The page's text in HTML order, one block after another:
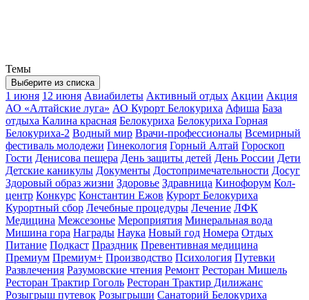
Темы
Выберите из списка
1 июня 12 июня Авиабилеты Активный отдых Акции Акция
АО «Алтайские луга» АО Курорт Белокуриха Афиша База
отдыха Калина красная Белокуриха Белокуриха Горная
Белокуриха-2 Водный мир Врачи-профессионалы Всемирный
фестиваль молодежи Гинекология Горный Алтай Гороскоп
Гости Денисова пещера День защиты детей День России Дети
Детские каникулы Документы Достопримечательности Досуг
Здоровый образ жизни Здоровье Здравница Кинофорум Кол-
центр Конкурс Константин Ежов Курорт Белокуриха
Курортный сбор Лечебные процедуры Лечение ЛФК
Медицина Межсезонье Мероприятия Минеральная вода
Мишина гора Награды Наука Новый год Номера Отдых
Питание Подкаст Праздник Превентивная медицина
Премиум Премиум+ Производство Психология Путевки
Развлечения Разумовские чтения Ремонт Ресторан Мишель
Ресторан Трактир Гоголь Ресторан Трактир Дилижанс
Розыгрыш путевок Розыгрыши Санаторий Белокуриха